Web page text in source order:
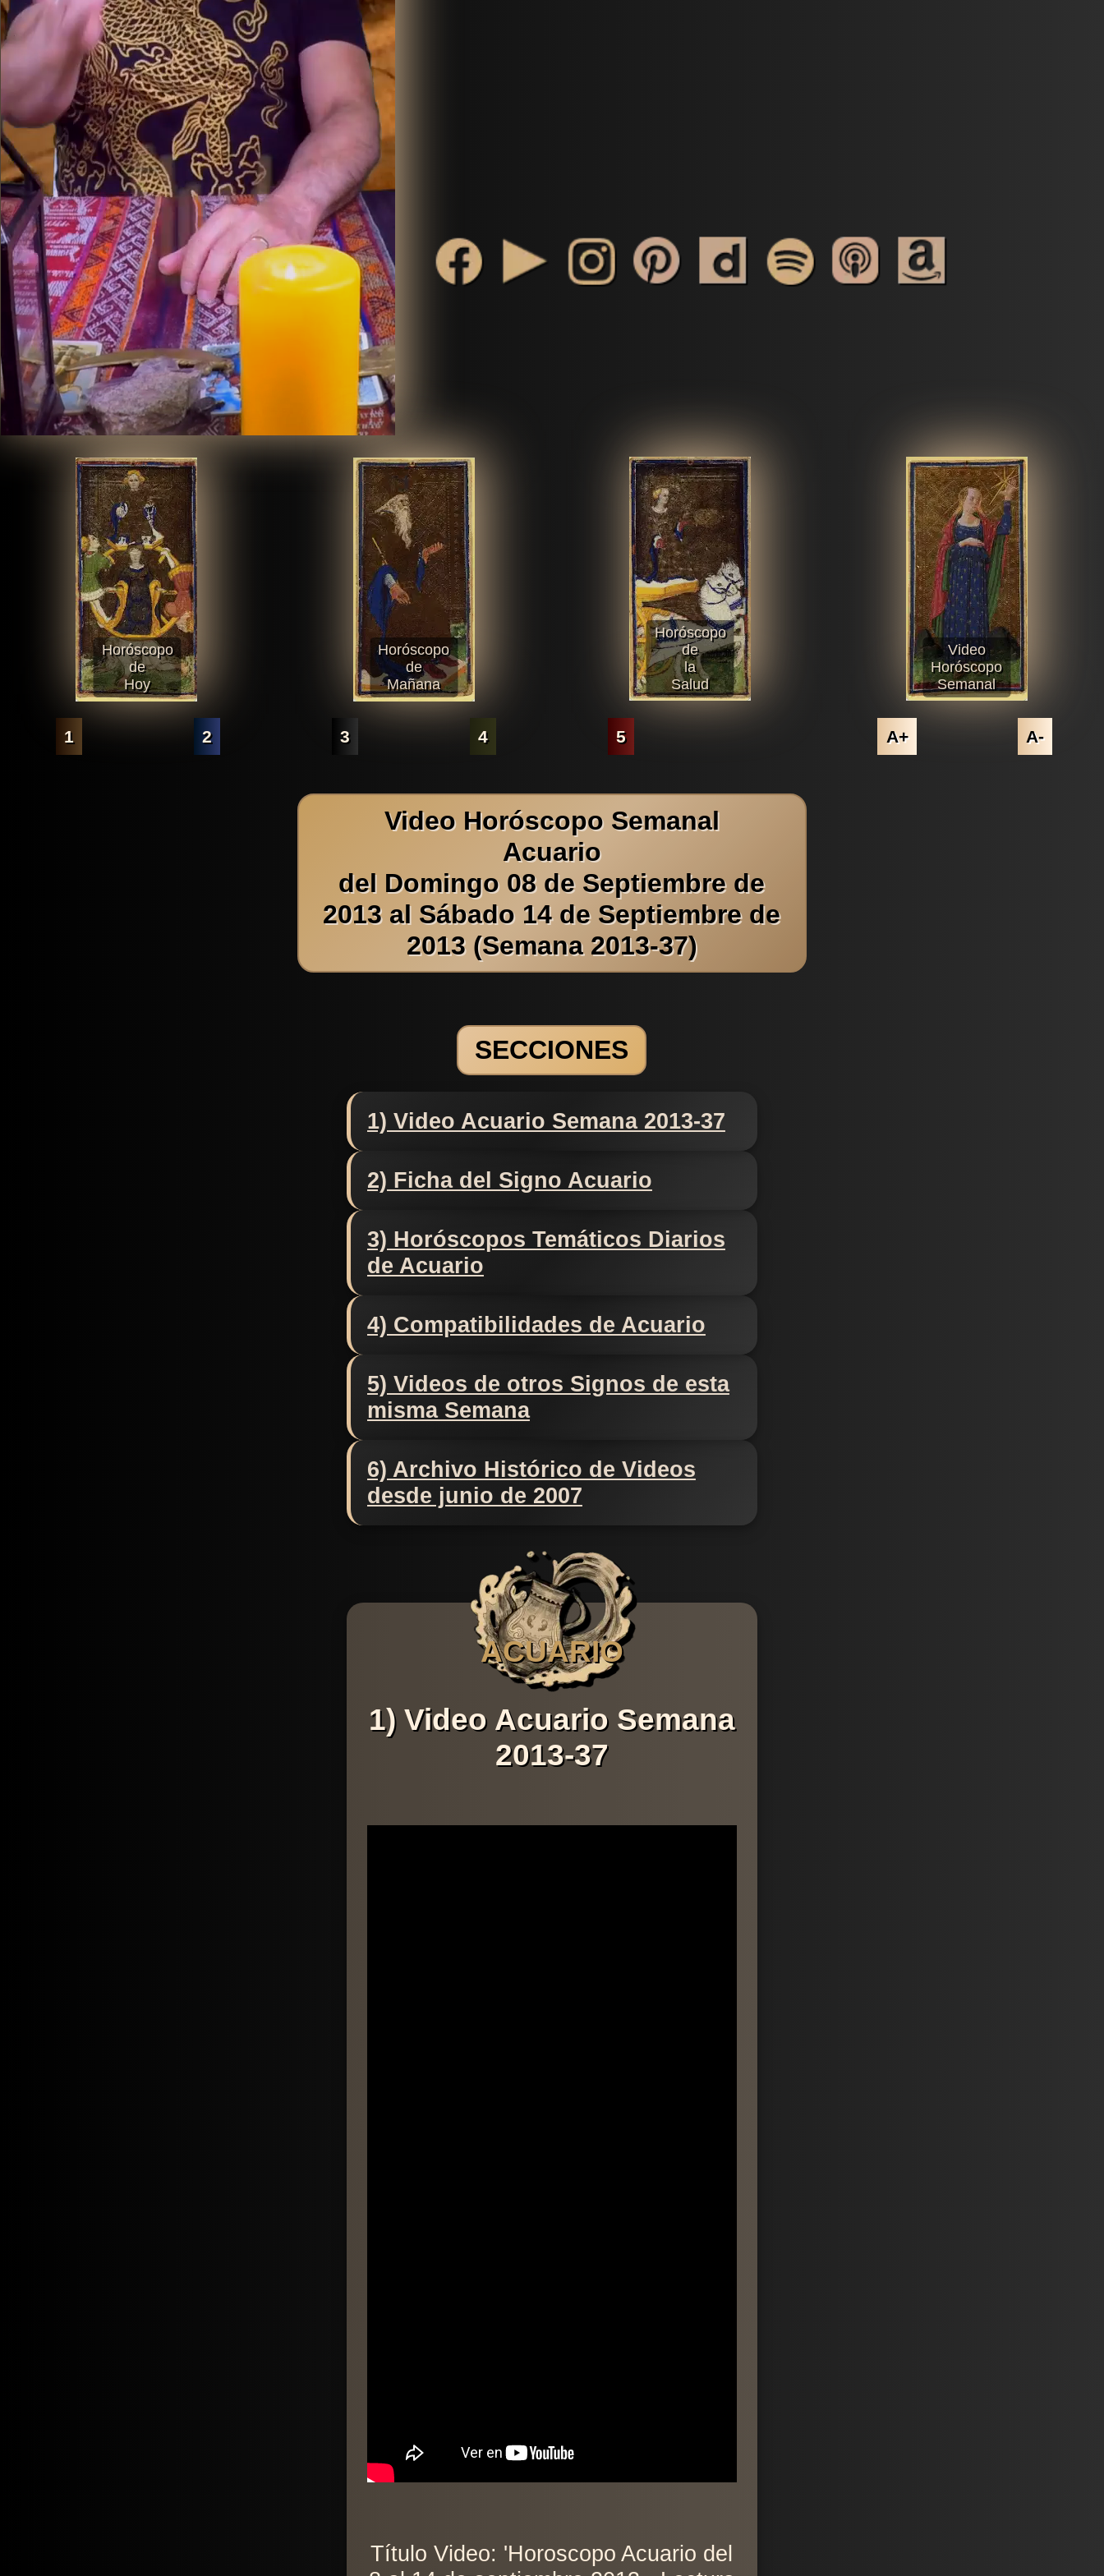
Horóscopo
de
Hoy
Horóscopo
de
Mañana
Horóscopo
de
la
Salud
Video
Horóscopo
Semanal
1 2 3 4 5 A+ A-
Video Horóscopo Semanal
Acuario
del Domingo 08 de Septiembre de
2013 al Sábado 14 de Septiembre de
2013 (Semana 2013-37)
SECCIONES
1) Video Acuario Semana 2013-37
2) Ficha del Signo Acuario
3) Horóscopos Temáticos Diarios
de Acuario
4) Compatibilidades de Acuario
5) Videos de otros Signos de esta
misma Semana
6) Archivo Histórico de Videos
desde junio de 2007
ACUARIO
1) Video Acuario Semana
2013-37
Título Video: 'Horoscopo Acuario del